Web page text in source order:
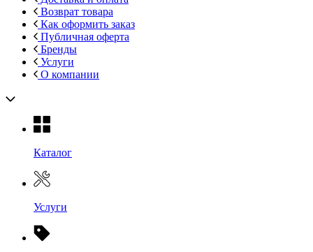
Возврат товара
Как оформить заказ
Публичная оферта
Бренды
Услуги
О компании
Каталог
Услуги